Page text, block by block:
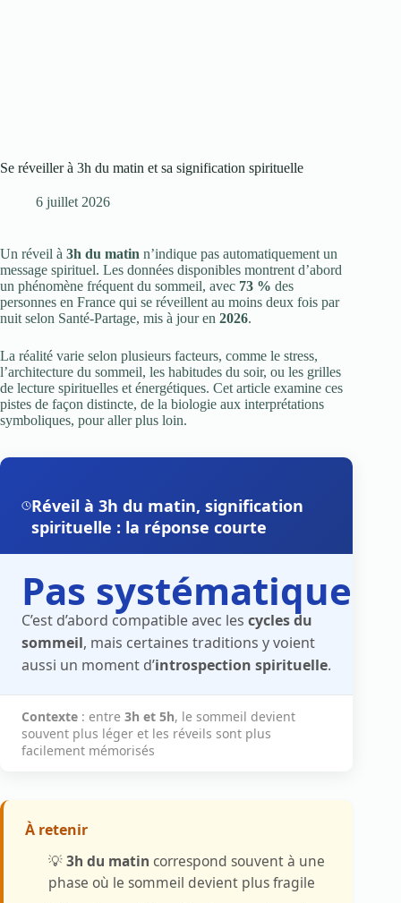
Se réveiller à 3h du matin et sa signification spirituelle
6 juillet 2026
Un réveil à 3h du matin n’indique pas automatiquement un
message spirituel. Les données disponibles montrent d’abord
un phénomène fréquent du sommeil, avec 73 % des
personnes en France qui se réveillent au moins deux fois par
nuit selon Santé-Partage, mis à jour en 2026.
La réalité varie selon plusieurs facteurs, comme le stress,
l’architecture du sommeil, les habitudes du soir, ou les grilles
de lecture spirituelles et énergétiques. Cet article examine ces
pistes de façon distincte, de la biologie aux interprétations
symboliques, pour aller plus loin.
Réveil à 3h du matin, signification
spirituelle : la réponse courte
Pas systématique
C’est d’abord compatible avec les cycles du
sommeil, mais certaines traditions y voient
aussi un moment d’introspection spirituelle.
Contexte : entre 3h et 5h, le sommeil devient
souvent plus léger et les réveils sont plus
facilement mémorisés
À retenir
💡3h du matin correspond souvent à une
phase où le sommeil devient plus fragile